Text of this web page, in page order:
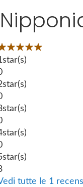
e
a
l
l
e
r
y
p
o
t
h
e
b
e
g
i
n
n
i
n
of100
star(s)
star(s)
star(s)
star(s)
star(s)
tutte le 1